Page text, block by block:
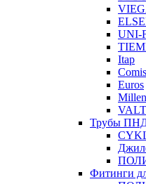
UNI-
Itap
Euros
Трубы
Фитинги